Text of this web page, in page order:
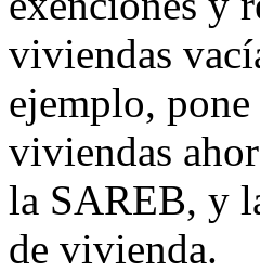
viviendas
ejemplo,
viviendas
la SAREB, y
de vivienda.